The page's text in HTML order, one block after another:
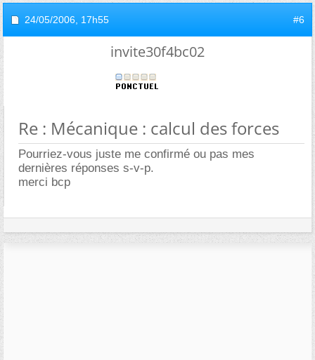
24/05/2006, 17h55 #6
invite30f4bc02
Re : Mécanique : calcul des forces
Pourriez-vous juste me confirmé ou pas mes
dernières réponses s-v-p.
merci bcp